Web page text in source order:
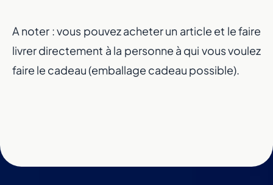
A noter : vous pouvez acheter un article et le faire
livrer directement à la personne à qui vous voulez
faire le cadeau (emballage cadeau possible).